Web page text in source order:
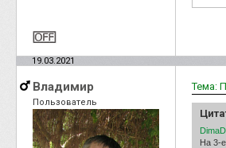
19.03.2021
Владимир
Пользователь
Тема:
На 3-